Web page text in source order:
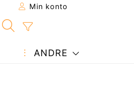
Min konto
ANDRE